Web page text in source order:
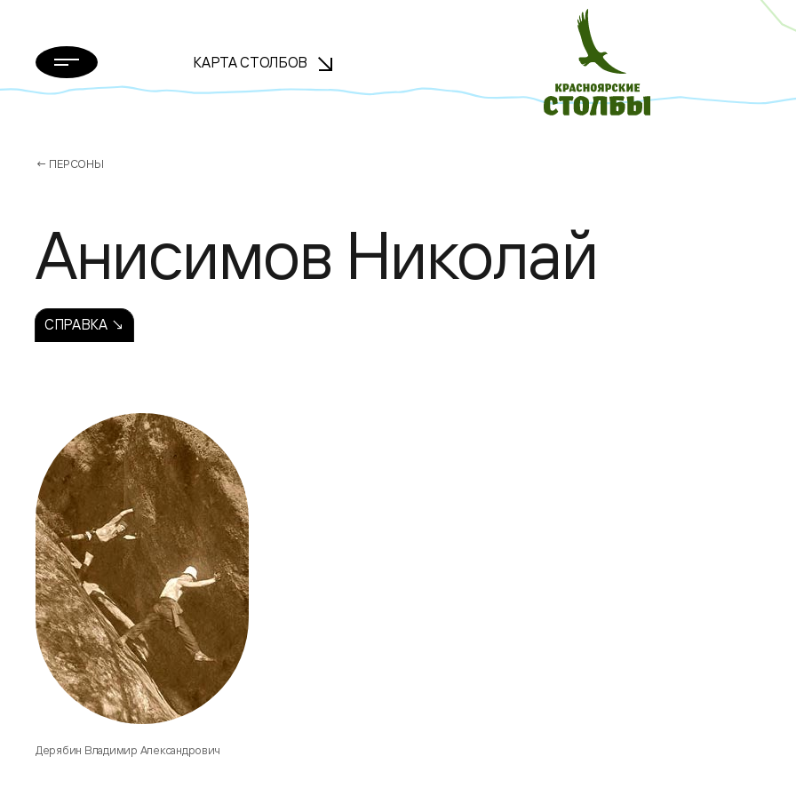
КАРТА СТОЛБОВ
← ПЕРСОНЫ
Анисимов Николай
СПРАВКА ↘
Дерябин Владимир Александрович